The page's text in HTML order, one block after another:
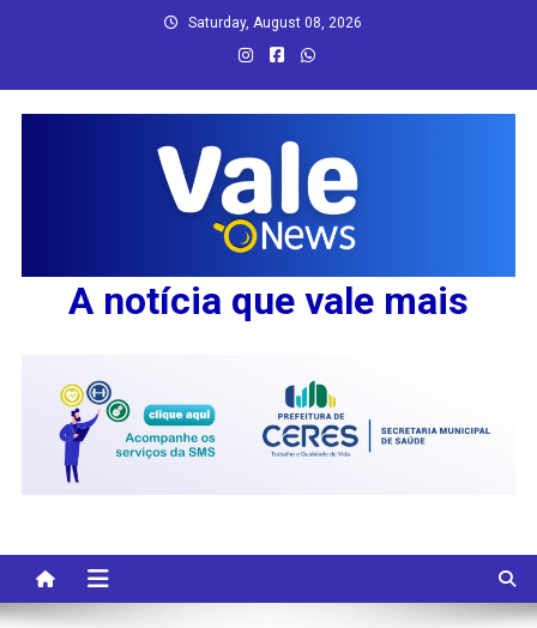
Saturday, August 08, 2026
A notícia que vale mais